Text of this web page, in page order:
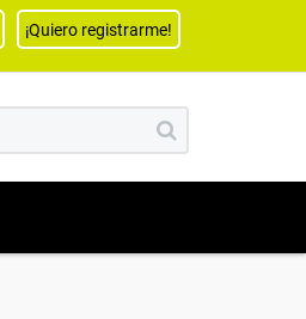
¡Quiero registrarme!